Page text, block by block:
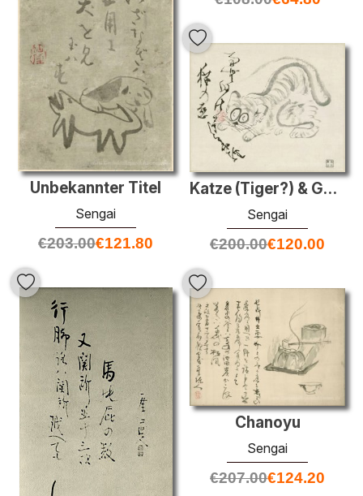
Unbekannter Titel
Sengai
€203.00€121.80
Katze (Tiger?) & Gedicht
Sengai
€200.00€120.00
Chanoyu
Sengai
€207.00€124.20